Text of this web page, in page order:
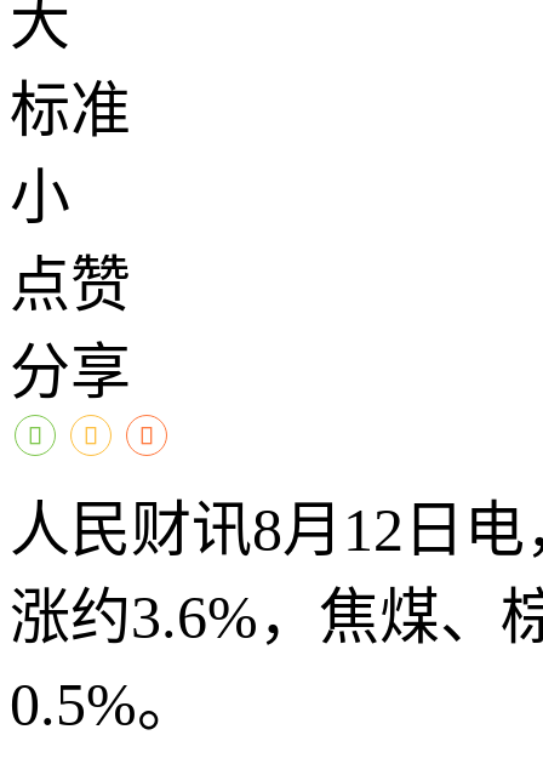
大
标准
小
点赞
分享
人民财讯8月12日电
涨约3.6%，焦煤、
0.5%。